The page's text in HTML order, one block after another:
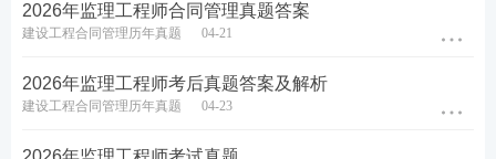
A.自收到投标人撤回通知之日起10日内退还
B.自收到投标人撤回通知之日起5日内退还
2026年监理工程师合同管理真题答案
建设工程合同管理历年真题 04-21
2026年监理工程师考后真题答案及解析
建设工程合同管理历年真题 04-23